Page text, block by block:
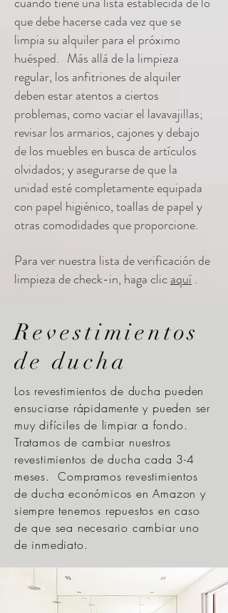
que debe hacerse cada vez que se
limpia su alquiler para el próximo
huésped. Más allá de la limpieza
regular, los anfitriones de alquiler
deben estar atentos a ciertos
problemas, como vaciar el lavavajillas;
revisar los armarios, cajones y debajo
de los muebles en busca de artículos
olvidados; y asegurarse de que la
unidad esté completamente equipada
con papel higiénico, toallas de papel y
otras comodidades que proporcione.
Para ver nuestra lista de verificación de
limpieza de check-in, haga clicaquí.
Revestimientos
de ducha
Los revestimientos de ducha pueden
ensuciarse rápidamente y pueden ser
muy difíciles de limpiar a fondo.
Tratamos de cambiar nuestros
revestimientos de ducha cada 3-4
meses. Compramos revestimientos
de ducha económicos en Amazon y
siempre tenemos repuestos en caso
de que sea necesario cambiar uno
de inmediato.